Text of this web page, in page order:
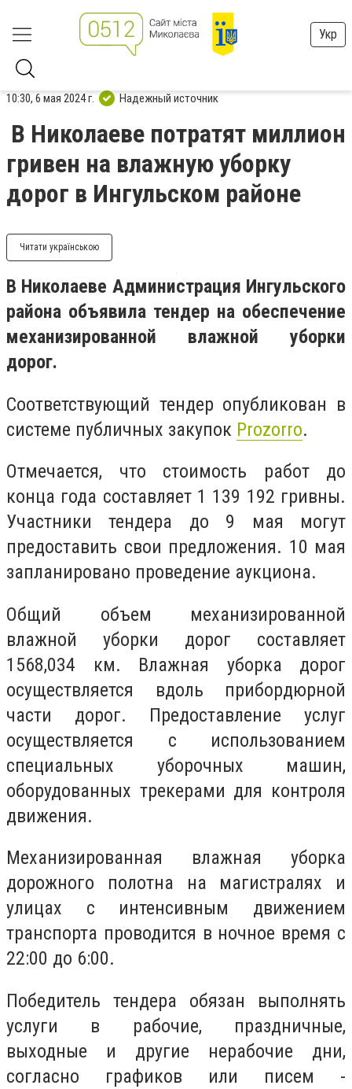
Укр
10:30, 6 мая 2024 г. Надежный источник
В Николаеве потратят миллион
гривен на влажную уборку
дорог в Ингульском районе
Читати українською
В Николаеве Администрация Ингульского
района объявила тендер на обеспечение
механизированной влажной уборки
дорог.
Соответствующий тендер опубликован в
системе публичных закупок Prozorro.
Отмечается, что стоимость работ до
конца года составляет 1 139 192 гривны.
Участники тендера до 9 мая могут
предоставить свои предложения. 10 мая
запланировано проведение аукциона.
Общий объем механизированной
влажной уборки дорог составляет
1568,034 км. Влажная уборка дорог
осуществляется вдоль прибордюрной
части дорог. Предоставление услуг
осуществляется с использованием
специальных уборочных машин,
оборудованных трекерами для контроля
движения.
Механизированная влажная уборка
дорожного полотна на магистралях и
улицах с интенсивным движением
транспорта проводится в ночное время с
22:00 до 6:00.
Победитель тендера обязан выполнять
услуги в рабочие, праздничные,
выходные и другие нерабочие дни,
согласно графиков или писем -